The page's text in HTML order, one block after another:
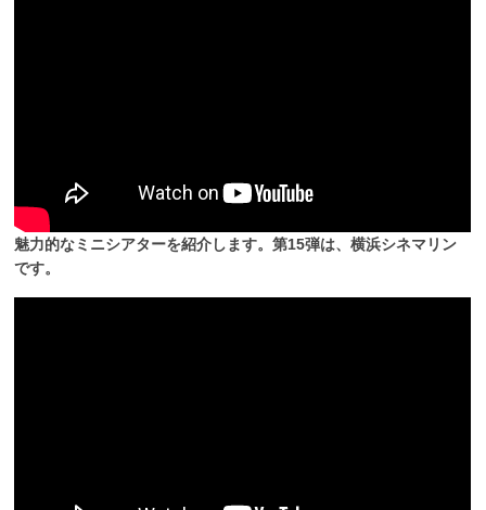
魅力的なミニシアターを紹介します。第15弾は、横浜シネマリン
です。